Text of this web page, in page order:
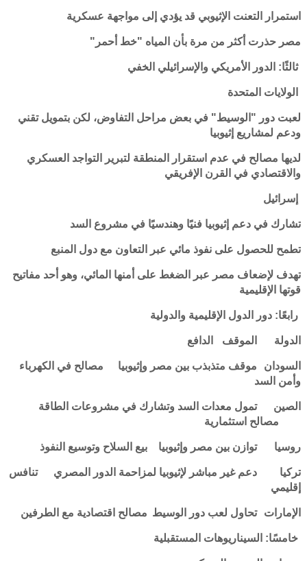
استمرار التعنت الإثيوبي قد يؤدي إلى مواجهة عسكرية
مصر حذرت أكثر من مرة بأن المياه "خط أحمر"
ثالثًا: الدور الأمريكي والإسرائيلي الخفي
الولايات المتحدة
لعبت دور "الوسيط" في بعض مراحل التفاوض، لكن بتمويل تقني
ودعم لمشاريع إثيوبيا
لديها مصالح في عدم استقرار المنطقة لتبرير التواجد العسكري
والاقتصادي في القرن الإفريقي
إسرائيل
تشارك في دعم إثيوبيا فنيًا وهندسيًا في مشروع السد
تطمح للحصول على نفوذ مائي عبر التعاون مع دول المنبع
تهدف لإضعاف مصر عبر الضغط على أمنها المائي، وهو أحد مفاتيح
قوتها الإقليمية
رابعًا: دور الدول الإقليمية والدولية
الدولة الموقف الدافع
السودان موقف متذبذب بين مصر وإثيوبيا
مصالح في الكهرباء
وأمن السد
الصين
تمول معدات السد وتشارك في مشروعات الطاقة
مصالح استثمارية
روسيا توازن بين مصر وإثيوبيا بيع السلاح وتوسيع النفوذ
تركيا دعم غير مباشر لإثيوبيا لمزاحمة الدور المصري
تنافس
إقليمي
الإمارات تحاول لعب دور الوسيط مصالح اقتصادية مع الطرفين
خامسًا: السيناريوهات المستقبلية